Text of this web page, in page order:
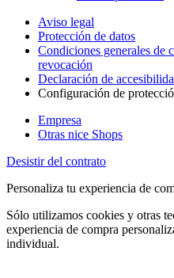
Aviso legal
Protección de datos
Condiciones generales de
revocación
Declaración de
Configuración de
Empresa
Otras nice Shops
Desistir del contrato
Personaliza tu experiencia de
Sólo utilizamos cookies y otras
experiencia de compra
individual.